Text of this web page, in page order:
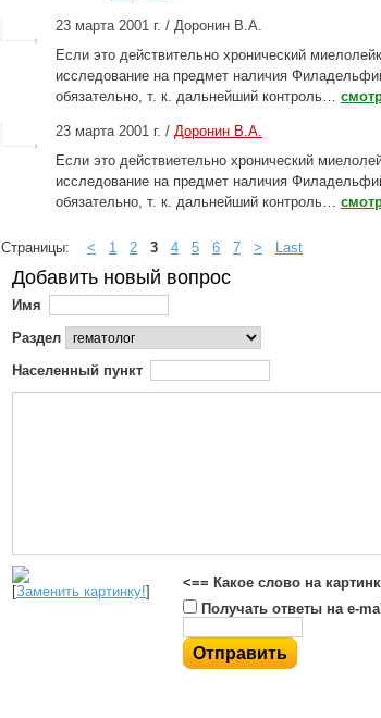
23 марта 2001 г. / Доронин В.А.
Если это действительно хронический
исследование на предмет наличия
обязательно, т. к. дальнейший контроль…
23 марта 2001 г. / Доронин В.А.
Если это действиетельно хронический
исследование на предмет наличия
обязательно, т. к. дальнейший контроль…
Страницы: < 1 2 3 4 5 6 7 > Last
Добавить новый вопрос
Имя
Раздел
Населенный пункт
[Заменить картинку!]
<== Какое слово на
Получать ответы на e-